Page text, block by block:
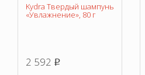
Kydra Твердый шампунь
«Увлажнение», 80 г
2 592 p